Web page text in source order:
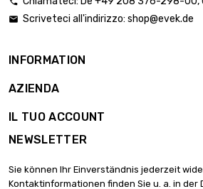
lunghezza : 1 Meter
lunghezza : 1 Meter
diametro : 18mm
73,57 €
 Scriveteci all'indirizzo: shop@evek.de
INFORMATION
AZIENDA
IL TUO ACCOUNT
NEWSLETTER
Sie können Ihr Einverständnis jederzeit
Kontaktinformationen finden Sie u. a. in